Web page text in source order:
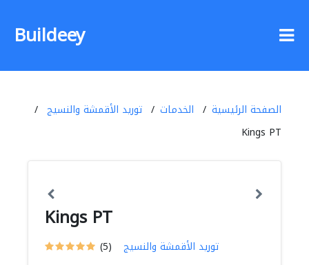
Buildeey
الصفحة الرئيسية الخدمات
توريد الأقمشة والنسيج
Kings PT
Kings PT
(5) توريد الأقمشة والنسيج